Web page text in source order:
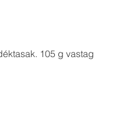
105 g vastag